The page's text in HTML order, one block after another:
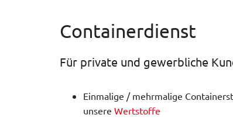
Containerdienst
Für private und gewerbliche
Einmalige / mehrmalige
unsere Wertstoffe